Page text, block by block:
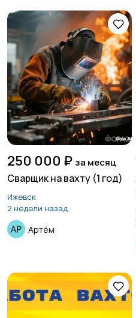
250 000 ₽ за месяц
Сварщик на вахту (1 год)
Ижевск
2 недели назад
Артём